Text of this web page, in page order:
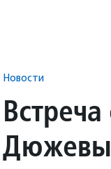
Новости